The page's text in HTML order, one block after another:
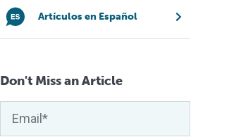
Artículos en Español
Don't Miss an Article